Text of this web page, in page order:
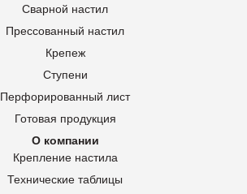
Сварной настил
Прессованный настил
Крепеж
Ступени
Перфорированный лист
Готовая продукция
О компании
Крепление настила
Технические таблицы